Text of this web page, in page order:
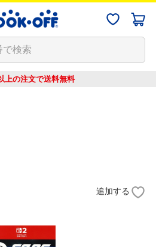
上の注文で送料無料
追加する